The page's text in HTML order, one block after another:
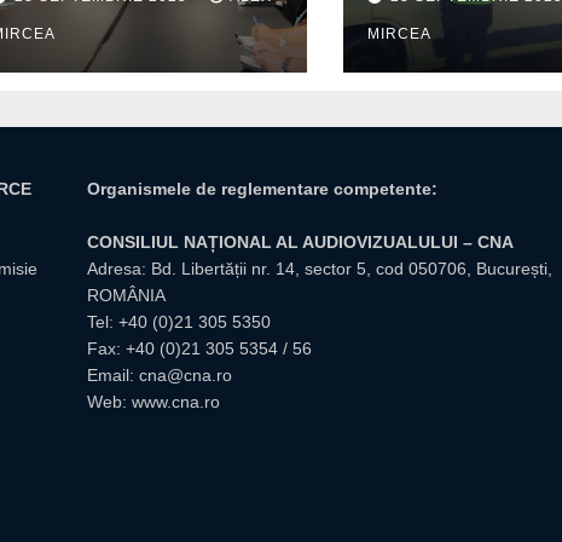
pentru
publice
trafic
MIRCEA
Organismele de reglementare competente:
CONSILIUL NAȚIONAL AL AUDIOVIZUALULUI – CNA
Adresa: Bd. Libertății nr. 14, sector 5, cod 050706, București,
ROMÂNIA
Tel: +40 (0)21 305 5350
Fax: +40 (0)21 305 5354 / 56
Email: cna@cna.ro
Web: www.cna.ro